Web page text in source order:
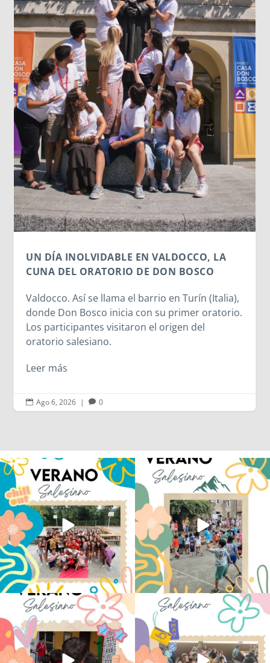
LOS DATOS BIOMÉTRICOS: NUESTRA
IDENTIDAD EN JUEGO
Cada vez que jugamos con la inteligencia
artificial subiendo nuestra imagen para generar
un avatar gracioso, en el fondo estamos
cediendo una parte de nuestra identidad. El
escaneo facial no es un simple pasatiempo
inofensivo; nuestra cara es una seña de
identidad...
Leer más
 Ago 6, 2026 |
Los alumnos de 6º de Primaria, 1º y 2º
de la ESO...
145 2
La diversión y la alegría también se han
sentido...
95 0
No hay verano sin que sea Salesiano ❤️
💫 en Luz 4
...
0
viviendo la alegría en el campamento
...